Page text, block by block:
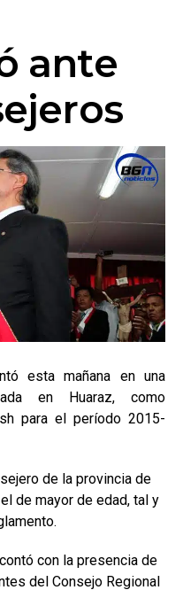
ante
esta mañana en una
en Huaraz, como
para el período 2015-
de la provincia de
de mayor de edad, tal y
con la presencia de
del Consejo Regional